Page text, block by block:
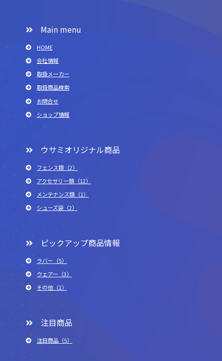
Main menu
HOME
会社情報
取扱メーカー
取扱商品検索
お問合せ
ショップ情報
ウサミオリジナル商品
フェンス類（2）
アクセサリー類（12）
メンテナンス類（1）
シューズ袋（2）
ピックアップ商品情報
ラバー（5）
ウェアー（3）
その他（1）
注目商品
注目商品（5）